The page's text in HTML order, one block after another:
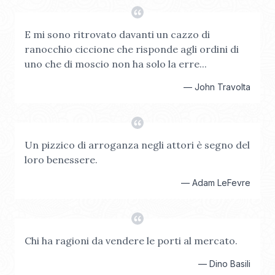
E mi sono ritrovato davanti un cazzo di
ranocchio ciccione che risponde agli ordini di
uno che di moscio non ha solo la erre...
— John Travolta
Un pizzico di arroganza negli attori è segno del
loro benessere.
— Adam LeFevre
Chi ha ragioni da vendere le porti al mercato.
— Dino Basili